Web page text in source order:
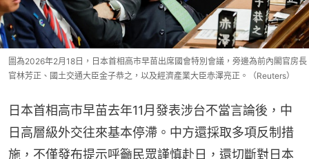
圖為2026年2月18日，日本首相高市早苗出席國會特別會議，旁邊為前內閣官房長
官林芳正、國土交通大臣金子恭之，以及經濟產業大臣赤澤亮正。（Reuters）
日本首相高市早苗去年11月發表涉台不當言論後，中
日高層級外交往來基本停滯。中方還採取多項反制措
施，不僅發布提示呼籲民眾謹慎赴日，還切斷對日本